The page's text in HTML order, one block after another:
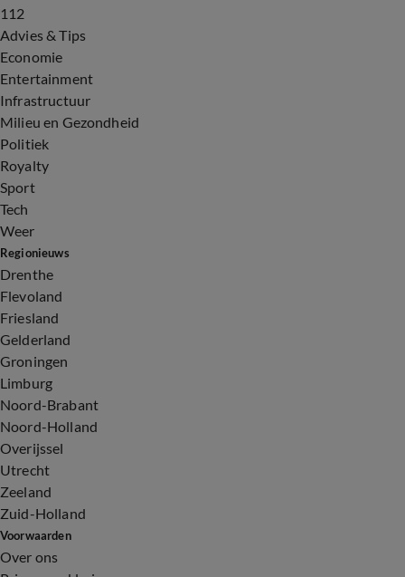
112
Advies & Tips
Economie
Entertainment
Infrastructuur
Milieu en Gezondheid
Politiek
Royalty
Sport
Tech
Weer
Regionieuws
Drenthe
Flevoland
Friesland
Gelderland
Groningen
Limburg
Noord-Brabant
Noord-Holland
Overijssel
Utrecht
Zeeland
Zuid-Holland
Voorwaarden
Over ons